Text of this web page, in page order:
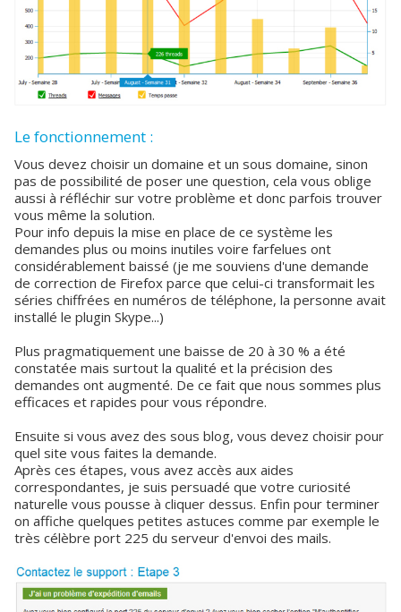
Le fonctionnement :
Vous devez choisir un domaine et un sous domaine, sinon
pas de possibilité de poser une question, cela vous oblige
aussi à réfléchir sur votre problème et donc parfois trouver
vous même la solution.
Pour info depuis la mise en place de ce système les
demandes plus ou moins inutiles voire farfelues ont
considérablement baissé (je me souviens d'une demande
de correction de Firefox parce que celui-ci transformait les
séries chiffrées en numéros de téléphone, la personne avait
installé le plugin Skype...)
Plus pragmatiquement une baisse de 20 à 30 % a été
constatée mais surtout la qualité et la précision des
demandes ont augmenté. De ce fait que nous sommes plus
efficaces et rapides pour vous répondre.
Ensuite si vous avez des sous blog, vous devez choisir pour
quel site vous faites la demande.
Après ces étapes, vous avez accès aux aides
correspondantes, je suis persuadé que votre curiosité
naturelle vous pousse à cliquer dessus. Enfin pour terminer
on affiche quelques petites astuces comme par exemple le
très célèbre port 225 du serveur d'envoi des mails.